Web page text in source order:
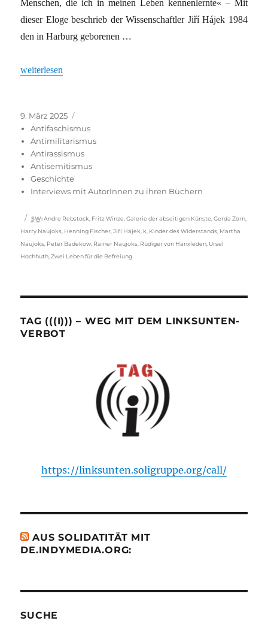
Menschen, die ich in meinen Leben kennenlernte« – Mit
dieser Eloge beschrieb der Wissenschaftler Jiří Hájek 1984
den in Harburg geborenen …
„Lesebuch über Widerstand“
weiterlesen
Veröffentlicht
am
9. März 2025
Antifaschismus
Antimilitarismus
Antirassismus
Antisemitismus
Geschichte
Interviews mit AutorInnen zu ihren Büchern
Schlagwörter
SW: Andre Rebstock Fritz Winze ,Galerie der abseitigen Künste ,Gerda Zorn
Harry Naujoks Henning Fischer ,Jiří Hájek k Kinder des Widerstands Martha
Naujoks Peter Badekow Rainer Naujoks Rüdiger von Hanxleden Ursel
Hochhuth ,Zwei Leben für die Befreiung
TAG (((I))) – WEG MIT DEM LINKSUNTEN-
VERBOT
https://linksunten.soligruppe.org/call/
AUS SOLIDATITÄT MIT
DE.INDYMEDIA.ORG:
SUCHE